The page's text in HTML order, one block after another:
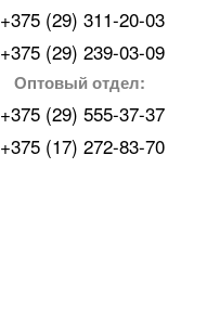
+375 (29) 311-20-03
+375 (29) 239-03-09
Оптовый отдел:
+375 (29) 555-37-37
+375 (17) 272-83-70